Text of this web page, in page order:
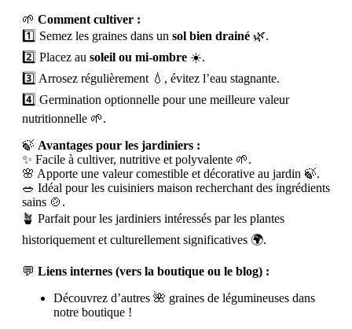
🌱 Comment cultiver :
1️⃣ Semez les graines dans un sol bien drainé 🌿.
2️⃣ Placez au soleil ou mi-ombre ☀️.
3️⃣ Arrosez régulièrement 💧, évitez l’eau stagnante.
4️⃣ Germination optionnelle pour une meilleure valeur
nutritionnelle 🌱.
🍃 Avantages pour les jardiniers :
✨ Facile à cultiver, nutritive et polyvalente 🌱.
🌸 Apporte une valeur comestible et décorative au jardin 🍃.
🥗 Idéal pour les cuisiniers maison recherchant des ingrédients
sains 🍲.
🪴 Parfait pour les jardiniers intéressés par les plantes
historiquement et culturellement significatives 🌍.
💬 Liens internes (vers la boutique ou le blog) :
Découvrez d’autres 🌺 graines de légumineuses dans
notre boutique !